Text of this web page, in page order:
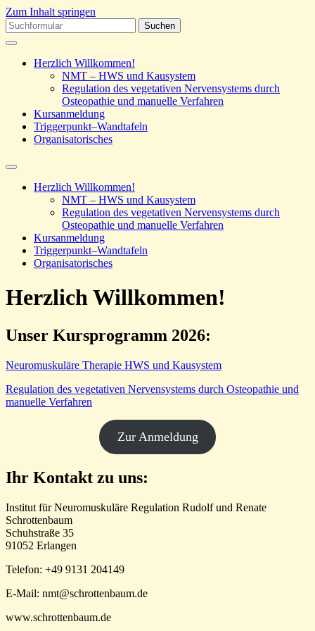
Zum Inhalt springen
Suchen
nach:
Herzlich Willkommen!
NMT – HWS und Kausystem
Regulation des vegetativen Nervensystems durch
Osteopathie und manuelle Verfahren
Kursanmeldung
Triggerpunkt–Wandtafeln
Organisatorisches
Suchfeld
ein-/ausblenden
Herzlich Willkommen!
NMT – HWS und Kausystem
Regulation des vegetativen Nervensystems durch
Osteopathie und manuelle Verfahren
Kursanmeldung
Triggerpunkt–Wandtafeln
Organisatorisches
Herzlich Willkommen!
Unser Kursprogramm 2026:
Neuromuskuläre Therapie HWS und Kausystem
Regulation des vegetativen Nervensystems durch Osteopathie und
manuelle Verfahren
Zur Anmeldung
Ihr Kontakt zu uns:
Institut für Neuromuskuläre Regulation Rudolf und Renate
Schrottenbaum
Schuhstraße 35
91052 Erlangen
Telefon: +49 9131 204149
E-Mail: nmt@schrottenbaum.de
www.schrottenbaum.de